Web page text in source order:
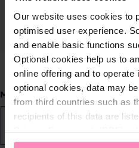
Our website uses cookies to
optimised user experience.
and enable basic functions
Optional cookies help us to
online offering and to
optional cookies, data may
from third countries such as
recipients of this data are
appropriate level of data
Selecteer
Maat